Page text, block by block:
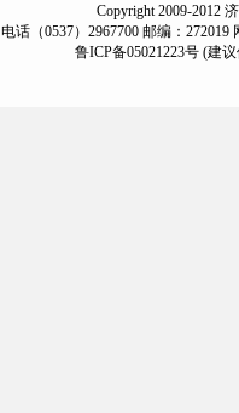
Copyright 2009-2012
电话（0537）2967700 邮编：272019
鲁ICP备05021223号 (建议